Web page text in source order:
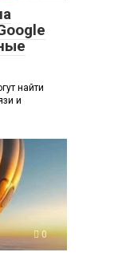
найти
и
0